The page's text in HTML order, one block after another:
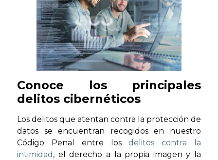
Conoce los principales
delitos cibernéticos
Los delitos que atentan contra la protección de
datos se encuentran recogidos en nuestro
Código Penal entre losdelitos contra la
intimidad , el derecho a la propia imagen y la